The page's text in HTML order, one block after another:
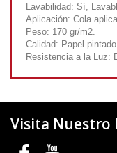
Lavabilidad: Sí,
Aplicación: Cola
Peso: 170 gr/m2.
Calidad: Papel pintado
Resistencia a la Luz:
Visita Nuestro